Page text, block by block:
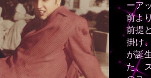
ーア
前よ
前提
掛け
が誕
た、